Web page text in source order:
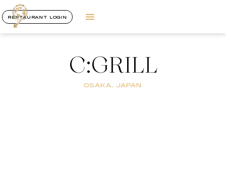
RESTAURANT LOGIN
C:GRILL
OSAKA, JAPAN